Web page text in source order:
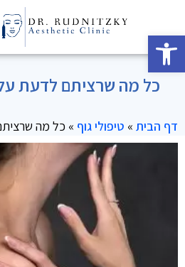
פתח סרגל נגישות
כל מה שרציתם לדעת על
דף הבית » טיפולי גוף » כל מה